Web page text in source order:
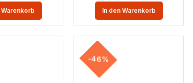
Warenkorb In den Warenkorb
-46%